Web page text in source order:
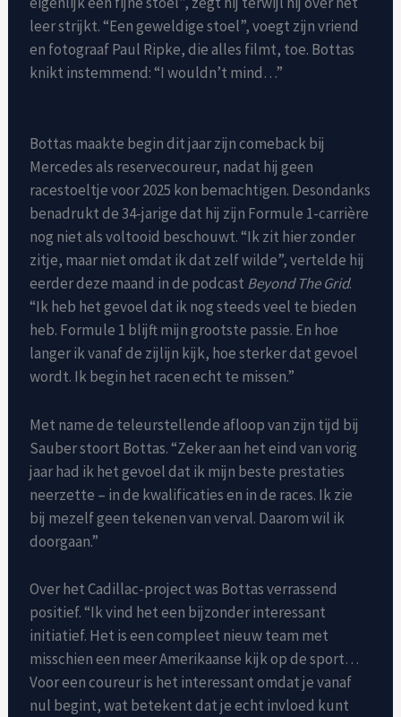
leer strijkt. “Een geweldige stoel”, voegt zijn vriend
en fotograaf Paul Ripke, die alles filmt, toe. Bottas
knikt instemmend: “I wouldn’t mind…”
Bottas maakte begin dit jaar zijn comeback bij
Mercedes als reservecoureur, nadat hij geen
racestoeltje voor 2025 kon bemachtigen. Desondanks
benadrukt de 34-jarige dat hij zijn Formule 1-carrière
nog niet als voltooid beschouwt. “Ik zit hier zonder
zitje, maar niet omdat ik dat zelf wilde”, vertelde hij
eerder deze maand in de podcast Beyond The Grid.
“Ik heb het gevoel dat ik nog steeds veel te bieden
heb. Formule 1 blijft mijn grootste passie. En hoe
langer ik vanaf de zijlijn kijk, hoe sterker dat gevoel
wordt. Ik begin het racen echt te missen.”
Met name de teleurstellende afloop van zijn tijd bij
Sauber stoort Bottas. “Zeker aan het eind van vorig
jaar had ik het gevoel dat ik mijn beste prestaties
neerzette – in de kwalificaties en in de races. Ik zie
bij mezelf geen tekenen van verval. Daarom wil ik
doorgaan.”
Over het Cadillac-project was Bottas verrassend
positief. “Ik vind het een bijzonder interessant
initiatief. Het is een compleet nieuw team met
misschien een meer Amerikaanse kijk op de sport…
Voor een coureur is het interessant omdat je vanaf
nul begint, wat betekent dat je echt invloed kunt